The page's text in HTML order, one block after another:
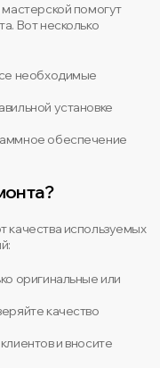
помогут
Вот несколько
необходимые
установке
обеспечение
качества используемых
оригинальные или
качество
и вносите